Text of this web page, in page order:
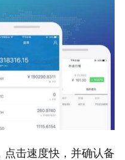
击速度快，并确认备